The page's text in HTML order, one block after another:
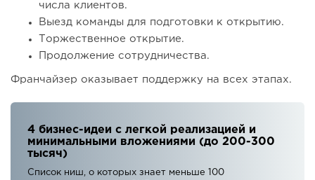
числа клиентов.
Выезд команды для подготовки к открытию.
Торжественное открытие.
Продолжение сотрудничества.
Франчайзер оказывает поддержку на всех этапах.
4 бизнес-идеи с легкой реализацией и
минимальными вложениями (до 200-300
тысяч)
Список ниш, о которых знает меньше 100